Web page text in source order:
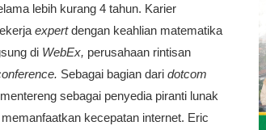
lebih kurang 4 tahun. Karier
expertdengan keahlian matematika
di WebEx, perusahaan rintisan
Sebagai bagian dari dotcom
sebagai penyedia piranti lunak
kecepatan internet. Eric